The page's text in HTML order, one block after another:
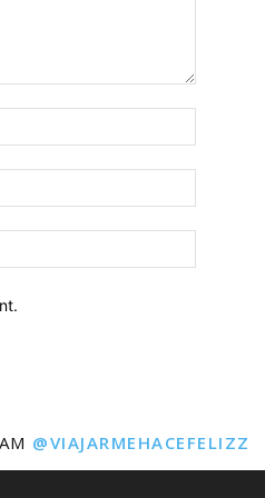
@VIAJARMEHACEFELIZZ